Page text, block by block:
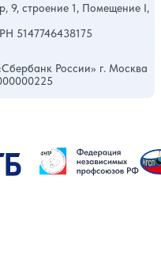
9, строение 1, Помещение I,
5147746438175
России» г. Москва